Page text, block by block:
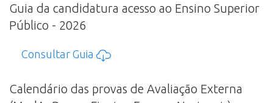
Guia da candidatura acesso ao Ensino Superior
Público - 2026
Consultar Guia
Calendário das provas de Avaliação Externa